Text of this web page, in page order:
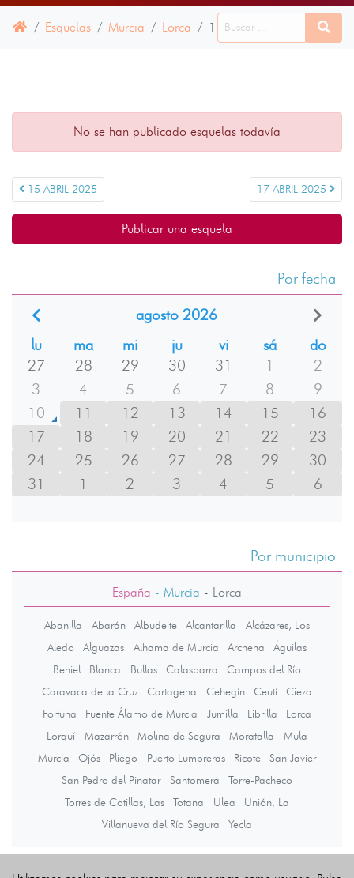
Esquelas Murcia Lorca 16 ABRIL 2025
No se han publicado esquelas todavía
15 ABRIL 2025 17 ABRIL 2025
Publicar una esquela
Por fecha
agosto 2026
lu
ma mi ju vi sá
do
27
28 29 30 31 1
2
3
4 5 6 7 8
9
10
11 12 13 14 15
16
17
18 19 20 21 22
23
24
25 26 27 28 29
30
31
1 2 3 4 5 6
Por municipio
España - Murcia - Lorca
Abanilla Abarán Albudeite Alcantarilla
Alcázares, Los
Aledo
Alguazas Alhama de Murcia Archena
Águilas
Beniel
Blanca Bullas Calasparra
Campos del Río
Caravaca de la Cruz
Cartagena Cehegín Ceutí
Cieza
Fortuna
Fuente Álamo de Murcia Jumilla Librilla
Lorca
Lorquí
Mazarrón Molina de Segura Moratalla
Mula
Murcia
Ojós Pliego Puerto Lumbreras Ricote
San Javier
San Pedro del Pinatar
Santomera
Torre-Pacheco
Torres de Cotillas, Las
Totana Ulea
Unión, La
Villanueva del Río Segura
Yecla